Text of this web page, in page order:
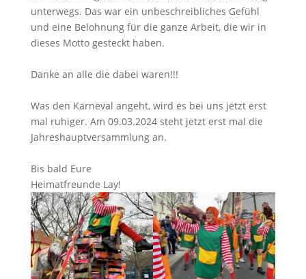
unterwegs. Das war ein unbeschreibliches Gefühl
und eine Belohnung für die ganze Arbeit, die wir in
dieses Motto gesteckt haben.
Danke an alle die dabei waren!!!
Was den Karneval angeht, wird es bei uns jetzt erst
mal ruhiger. Am 09.03.2024 steht jetzt erst mal die
Jahreshauptversammlung an.
Bis bald Eure
Heimatfreunde Lay!